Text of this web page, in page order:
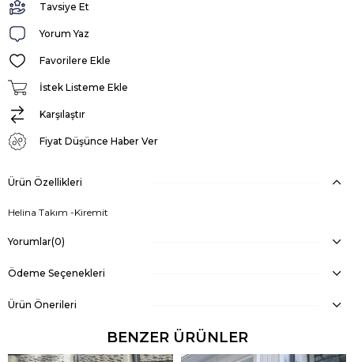
Tavsiye Et
Yorum Yaz
Favorilere Ekle
İstek Listeme Ekle
Karşılaştır
Fiyat Düşünce Haber Ver
Ürün Özellikleri
Helina Takım -Kiremit
Yorumlar(0)
Ödeme Seçenekleri
Ürün Önerileri
BENZER ÜRÜNLER